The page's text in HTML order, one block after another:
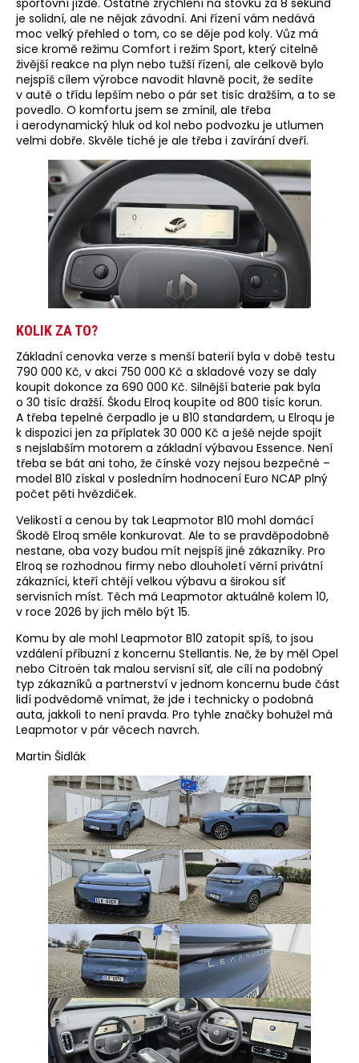
sportovní jízdě. Ostatně zrychlení na stovku za 8 sekund
je solidní, ale ne nějak závodní. Ani řízení vám nedává
moc velký přehled o tom, co se děje pod koly. Vůz má
sice kromě režimu Comfort i režim Sport, který citelně
živější reakce na plyn nebo tužší řízení, ale celkově bylo
nejspíš cílem výrobce navodit hlavně pocit, že sedíte
v autě o třídu lepším nebo o pár set tisíc dražším, a to se
povedlo. O komfortu jsem se zmínil, ale třeba
i aerodynamický hluk od kol nebo podvozku je utlumen
velmi dobře. Skvěle tiché je ale třeba i zavírání dveří.
KOLIK ZA TO?
Základní cenovka verze s menší baterií byla v době testu
790 000 Kč, v akci 750 000 Kč a skladové vozy se daly
koupit dokonce za 690 000 Kč. Silnější baterie pak byla
o 30 tisíc dražší. Škodu Elroq koupíte od 800 tisíc korun.
A třeba tepelné čerpadlo je u B10 standardem, u Elroqu je
k dispozici jen za příplatek 30 000 Kč a ješě nejde spojit
s nejslabším motorem a základní výbavou Essence. Není
třeba se bát ani toho, že čínské vozy nejsou bezpečné –
model B10 získal v posledním hodnocení Euro NCAP plný
počet pěti hvězdiček.
Velikostí a cenou by tak Leapmotor B10 mohl domácí
Škodě Elroq směle konkurovat. Ale to se pravděpodobně
nestane, oba vozy budou mít nejspíš jiné zákazníky. Pro
Elroq se rozhodnou firmy nebo dlouholetí věrní privátní
zákazníci, kteří chtějí velkou výbavu a širokou síť
servisních míst. Těch má Leapmotor aktuálně kolem 10,
v roce 2026 by jich mělo být 15.
Komu by ale mohl Leapmotor B10 zatopit spíš, to jsou
vzdálení příbuzní z koncernu Stellantis. Ne, že by měl Opel
nebo Citroën tak malou servisní síť, ale cílí na podobný
typ zákazníků a partnerství v jednom koncernu bude část
lidí podvědomě vnímat, že jde i technicky o podobná
auta, jakkoli to není pravda. Pro tyhle značky bohužel má
Leapmotor v pár věcech navrch.
Martin Šidlák